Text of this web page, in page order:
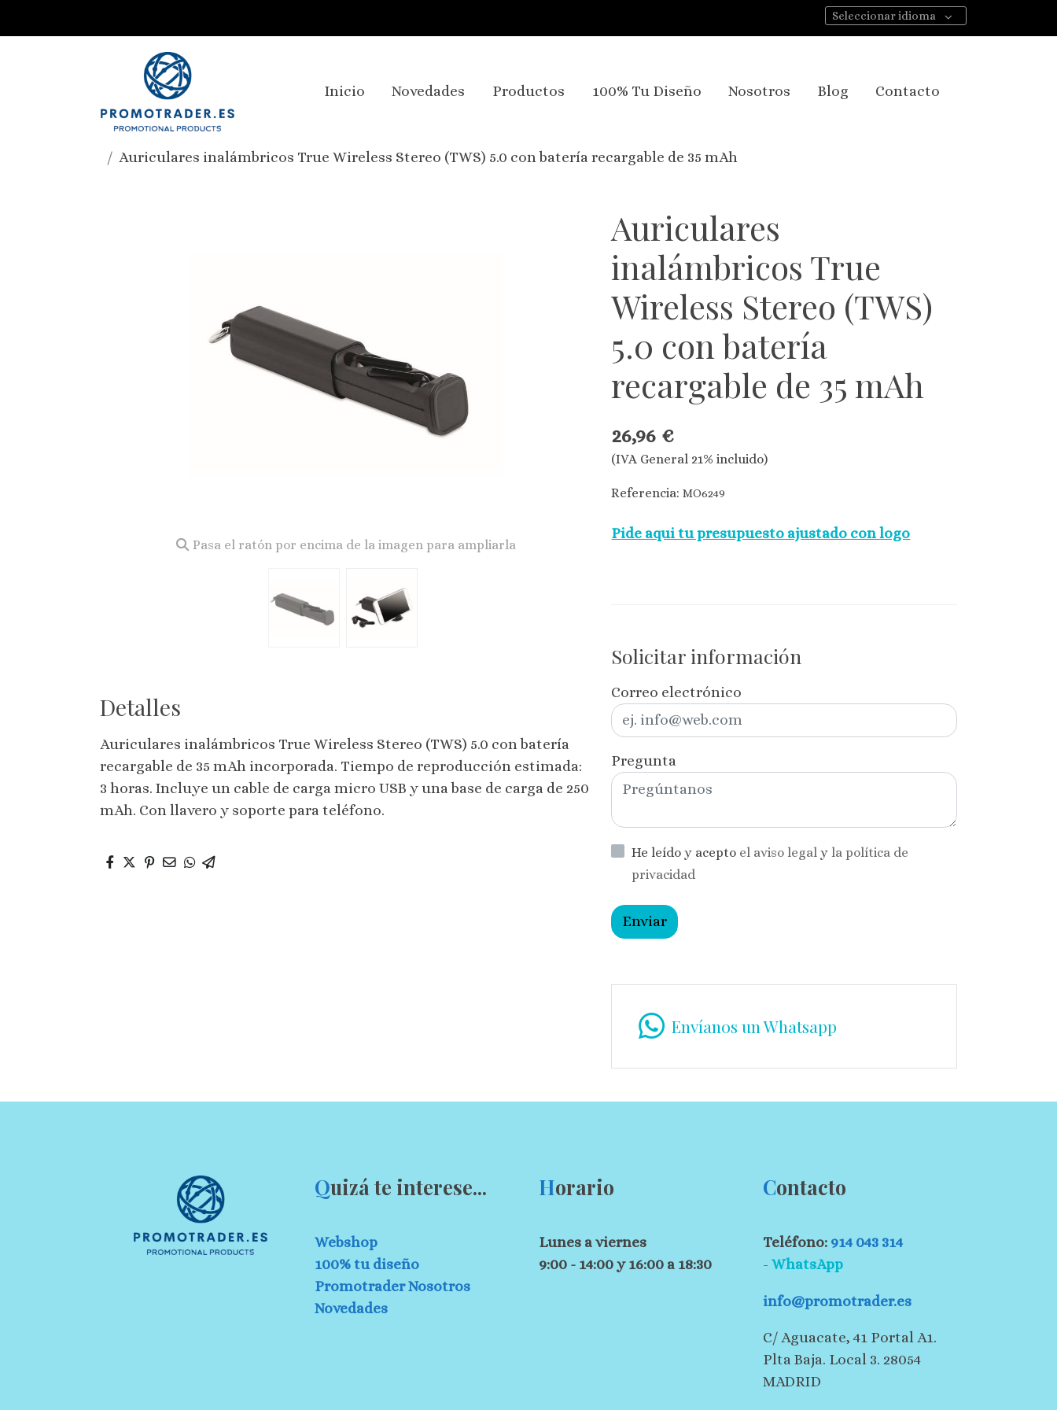
Seleccionar idioma
Inicio Novedades Productos 100% Tu Diseño Nosotros Blog Contacto
Auriculares inalámbricos True Wireless Stereo (TWS) 5.0 con batería recargable de 35 mAh
Pasa el ratón por encima de la imagen para ampliarla
Detalles
Auriculares inalámbricos True Wireless Stereo (TWS) 5.0 con batería
recargable de 35 mAh incorporada. Tiempo de reproducción estimada:
3 horas. Incluye un cable de carga micro USB y una base de carga de 250
mAh. Con llavero y soporte para teléfono.
Auriculares
inalámbricos True
Wireless Stereo (TWS)
5.0 con batería
recargable de 35 mAh
26,96 €
(IVA General 21% incluido)
Referencia:MO6249
Pide aqui tu presupuesto ajustado con logo
Solicitar información
Correo electrónico
Pregunta
He leído y acepto el aviso legal y la política de
privacidad
Enviar
Envíanos un Whatsapp
Quizá te interese...
Webshop
100% tu diseño
Promotrader Nosotros
Novedades
Horario
Lunes a viernes
9:00 - 14:00 y 16:00 a 18:30
Contacto
Teléfono: 914 043 314
- WhatsApp
info@promotrader.es
C/ Aguacate, 41 Portal A1.
Plta Baja. Local 3. 28054
MADRID